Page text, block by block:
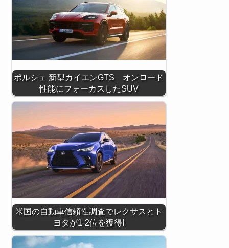
ポルシェ 新型カイエンGTS オンロード
性能にフォーカスしたSUV
米国の自動車信頼性調査でレクサスとト
ヨタが1-2位を獲得!